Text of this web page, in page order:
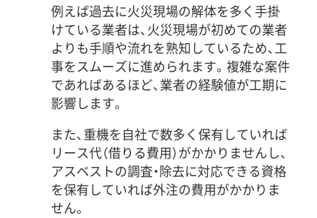
例えば過去に火災現場の解体を多く手掛
けている業者は、火災現場が初めての業者
よりも手順や流れを熟知しているため、工
事をスムーズに進められます。複雑な案件
であればあるほど、業者の経験値が工期に
影響します。
また、重機を自社で数多く保有していれば
リース代（借りる費用）がかかりませんし、
アスベストの調査・除去に対応できる資格
を保有していれば外注の費用がかかりま
せん。